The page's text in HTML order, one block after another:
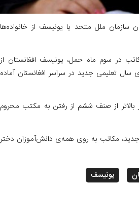
سازمان ملل متحد یا یونیسف از خانواده‌ها
مکاتب در سوم ماه حمل، یونیسف افغانستان از
تعلیمی جدید در سراسر افغانستان آماده
بالاتر از صنف ششم از رفتن به مکتب محروم
مکاتب به روی همه‌ی دانش‌آموزان دختر
یونیسف